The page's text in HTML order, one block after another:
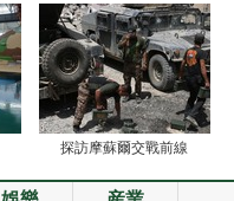
探訪摩蘇爾交戰前線